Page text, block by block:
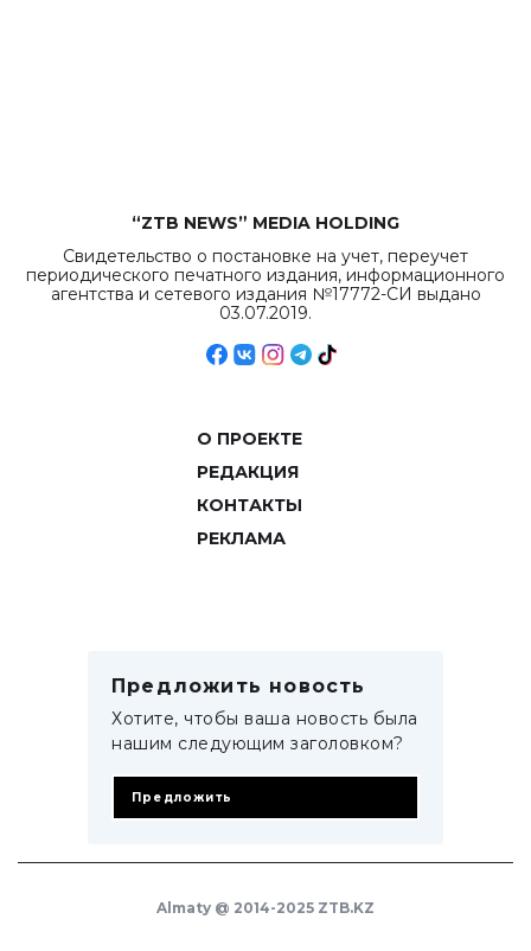
“ZTB NEWS” MEDIA HOLDING
Свидетельство о постановке на учет, переучет
периодического печатного издания, информационного
агентства и сетевого издания №17772-СИ выдано
03.07.2019.
О ПРОЕКТЕ
РЕДАКЦИЯ
КОНТАКТЫ
РЕКЛАМА
Предложить новость
Хотите, чтобы ваша новость была
нашим следующим заголовком?
Предложить
Almaty @ 2014-2025 ZTB.KZ